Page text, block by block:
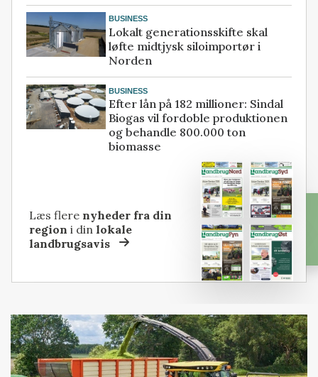
BUSINESS
Lokalt generationsskifte skal
løfte midtjysk siloimportør i
Norden
BUSINESS
Efter lån på 182 millioner: Sindal
Biogas vil fordoble produktionen
og behandle 800.000 ton
biomasse
Læs flere nyheder fra din
region i dinlokale
landbrugsavis